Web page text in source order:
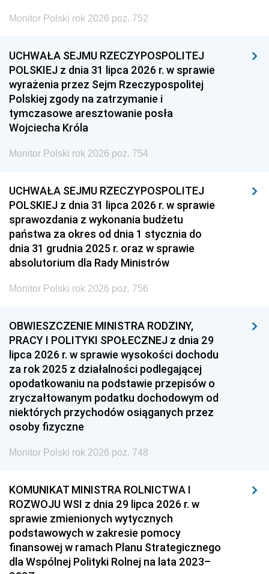
Monitor Polski rok 2026 poz. 752
UCHWAŁA SEJMU RZECZYPOSPOLITEJ
POLSKIEJ z dnia 31 lipca 2026 r. w sprawie
wyrażenia przez Sejm Rzeczypospolitej
Polskiej zgody na zatrzymanie i
tymczasowe aresztowanie posła
Wojciecha Króla
Monitor Polski rok 2026 poz. 754
UCHWAŁA SEJMU RZECZYPOSPOLITEJ
POLSKIEJ z dnia 31 lipca 2026 r. w sprawie
sprawozdania z wykonania budżetu
państwa za okres od dnia 1 stycznia do
dnia 31 grudnia 2025 r. oraz w sprawie
absolutorium dla Rady Ministrów
Monitor Polski rok 2026 poz. 756
OBWIESZCZENIE MINISTRA RODZINY,
PRACY I POLITYKI SPOŁECZNEJ z dnia 29
lipca 2026 r. w sprawie wysokości dochodu
za rok 2025 z działalności podlegającej
opodatkowaniu na podstawie przepisów o
zryczałtowanym podatku dochodowym od
niektórych przychodów osiąganych przez
osoby fizyczne
Monitor Polski rok 2026 poz. 748
KOMUNIKAT MINISTRA ROLNICTWA I
ROZWOJU WSI z dnia 29 lipca 2026 r. w
sprawie zmienionych wytycznych
podstawowych w zakresie pomocy
finansowej w ramach Planu Strategicznego
dla Wspólnej Polityki Rolnej na lata 2023–